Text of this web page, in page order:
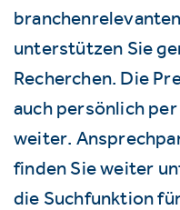
unterstützen Sie
Recherchen. Die
auch persönlich per
weiter.
finden Sie weiter
die Suchfunktion